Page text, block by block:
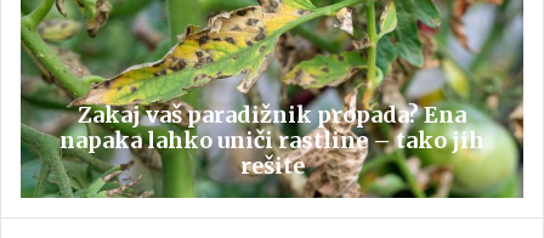
Zakaj vaš paradižnik propada? Ena
napaka lahko uniči rastline – tako jih
rešite